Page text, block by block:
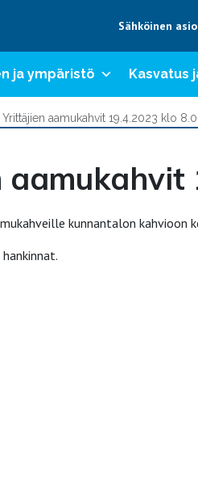
Sähköinen
ja ympäristö Kasvatus
Yrittäjien aamukahvit 19.4.2023 klo
kunnantalon kahvioon